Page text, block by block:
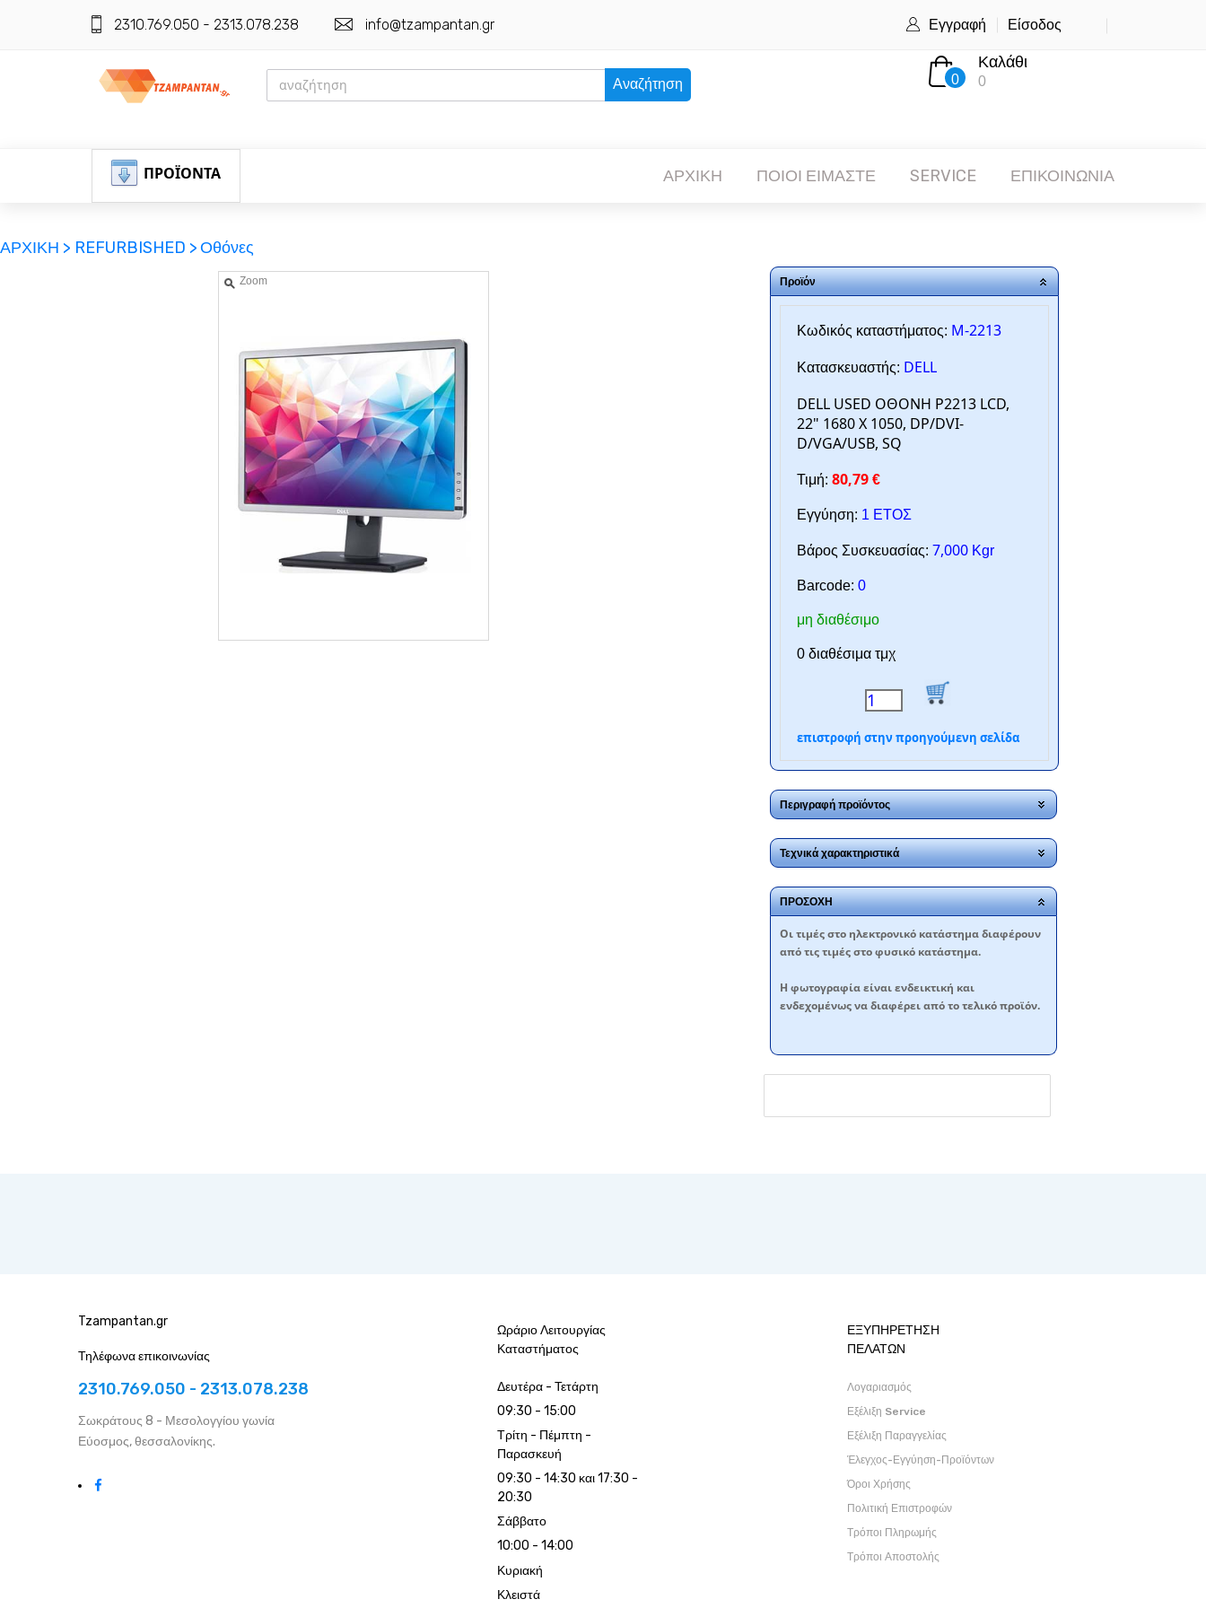
2310.769.050 - 2313.078.238 info@tzampantan.gr Εγγραφή Είσοδος
Αναζήτηση 0
Καλάθι
0
ΠΡΟΪΟΝΤΑ ΑΡΧΙΚΗ ΠΟΙΟΙ ΕΙΜΑΣΤΕ SERVICE ΕΠΙΚΟΙΝΩΝΙΑ
ΑΡΧΙΚΗ > REFURBISHED >Οθόνες
Zoom Προϊόν
Κωδικός καταστήματος: M-2213
Κατασκευαστής: DELL
DELL USED ΟΘΟΝΗ P2213 LCD,
22" 1680 Χ 1050, DP/DVI-
D/VGA/USB, SQ
Τιμή: 80,79 €
Εγγύηση: 1 ΕΤΟΣ
Βάρος Συσκευασίας: 7,000 Kgr
Barcode: 0
μη διαθέσιμο
0 διαθέσιμα τμχ
επιστροφή στην προηγούμενη σελίδα
Περιγραφή προϊόντος
Τεχνικά χαρακτηριστικά
ΠΡΟΣΟΧΗ
Oι τιμές στο ηλεκτρονικό κατάστημα διαφέρουν
από τις τιμές στο φυσικό κατάστημα.
Η φωτογραφία είναι ενδεικτική και
ενδεχομένως να διαφέρει από το τελικό προϊόν.
Tzampantan.gr
Τηλέφωνα επικοινωνίας
2310.769.050 - 2313.078.238
Σωκράτους 8 - Μεσολογγίου γωνία
Εύοσμος, θεσσαλονίκης.
Ωράριο Λειτουργίας
Καταστήματος
Δευτέρα - Τετάρτη
09:30 - 15:00
Τρίτη - Πέμπτη -
Παρασκευή
09:30 - 14:30 και 17:30 -
20:30
Σάββατο
10:00 - 14:00
Κυριακή
Κλειστά
ΕΞΥΠΗΡΕΤΗΣΗ
ΠΕΛΑΤΩΝ
Λογαριασμός
Εξέλιξη Service
Εξέλιξη Παραγγελίας
Έλεγχος-Εγγύηση-Προϊόντων
Όροι Χρήσης
Πολιτική Επιστροφών
Τρόποι Πληρωμής
Τρόποι Αποστολής